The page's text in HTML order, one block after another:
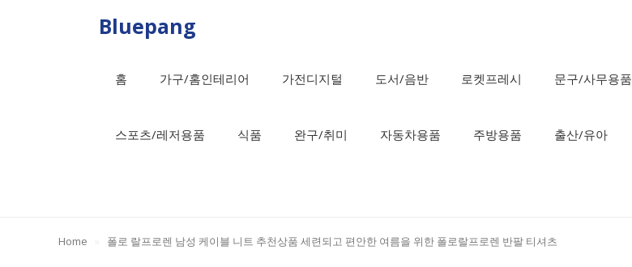
Bluepang
홈 가구/홈인테리어 가전디지털 도서/음반 로켓프레시 문구/사무용품
스포츠/레저용품 식품 완구/취미 자동차용품 주방용품 출산/유아
Home 폴로 랄프로렌 남성 케이블 니트 추천상품 세련되고 편안한 여름을 위한 폴로랄프로렌 반팔 티셔츠